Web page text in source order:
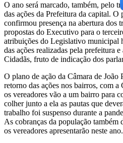
O ano será marcado, também, pelo
das ações da Prefeitura da capital.
confirmou presença na abertura dos
propostas do Executivo para o
atribuições do Legislativo municipal
das ações realizadas pela prefeitura
Cidadãs, fruto de indicação dos
O plano de ação da Câmara de João
retorno das ações nos bairros, com a
os vereadores vão a um bairro para
colher junto a ela as pautas que
trabalho foi suspenso durante a
As cobranças da população também
os vereadores apresentarão neste ano.